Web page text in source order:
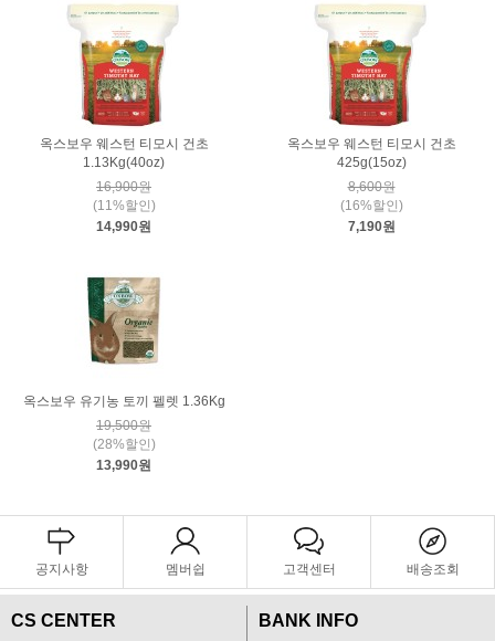
옥스보우 웨스턴 티모시 건초
1.13Kg(40oz)
16,900원
(11%할인)
14,990원
옥스보우 웨스턴 티모시 건초
425g(15oz)
8,600원
(16%할인)
7,190원
옥스보우 유기농 토끼 펠렛 1.36Kg
19,500원
(28%할인)
13,990원
공지사항 멤버쉽 고객센터 배송조회
CS CENTER BANK INFO